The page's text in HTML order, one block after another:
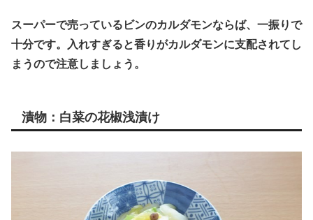
スーパーで売っているビンのカルダモンならば、一振りで
十分です。入れすぎると香りがカルダモンに支配されてし
まうので注意しましょう。
漬物：白菜の花椒浅漬け